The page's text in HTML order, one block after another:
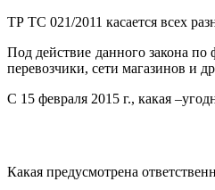
ТР ТС 021/2011 касается всех
Под действие данного закона
перевозчики, сети магазинов и
С 15 февраля 2015 г., какая
Какая предусмотрена